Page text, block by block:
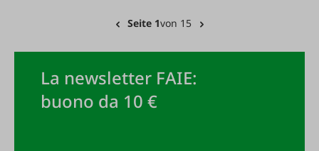
Seite 1von 15
La newsletter FAIE:
buono da 10 €